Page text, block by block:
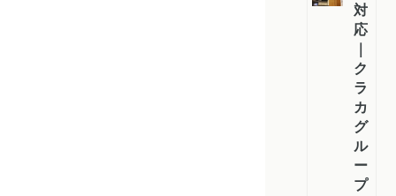
対
応
ク
ラ
カ
グ
ル
ー
プ